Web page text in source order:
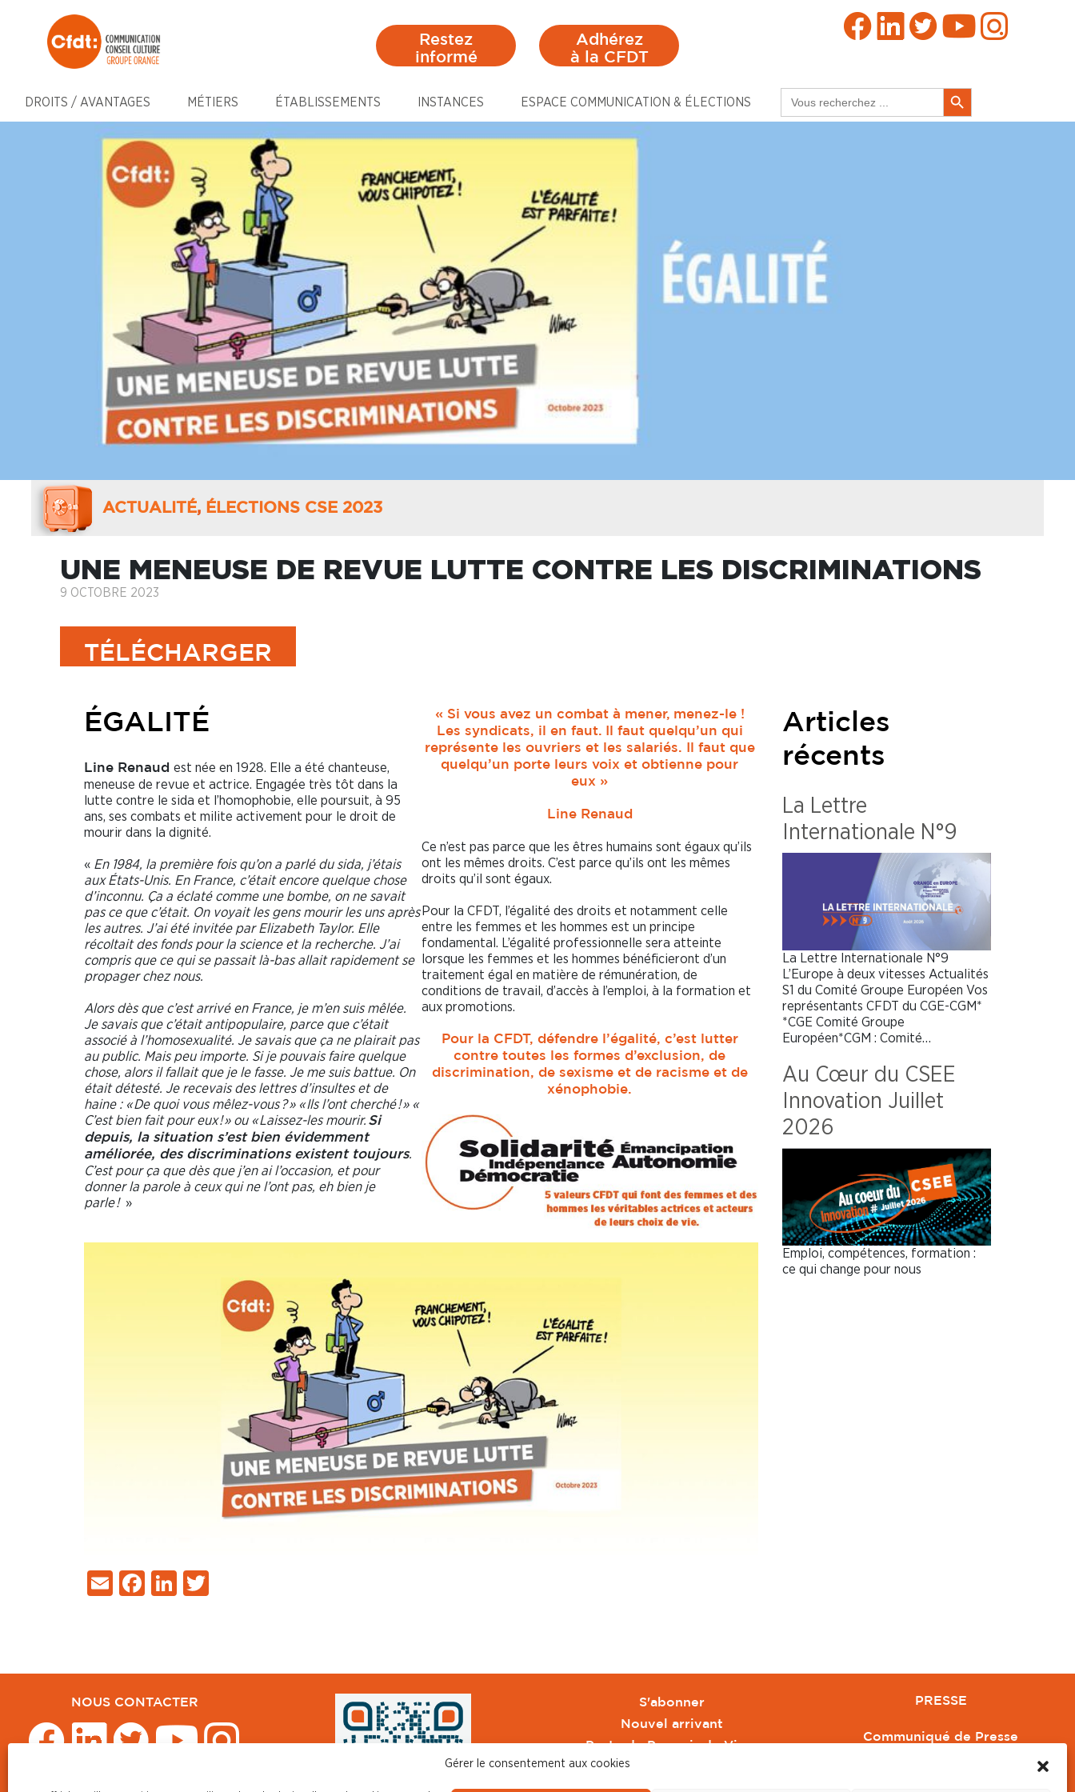
Gérer le consentement aux cookies
Restez
informé
Adhérez
à la CFDT
DROITS / AVANTAGES MÉTIERS ÉTABLISSEMENTS INSTANCES ESPACE COMMUNICATION & ÉLECTIONS
for:
Search Button
ACTUALITÉ, ÉLECTIONS CSE 2023
UNE MENEUSE DE REVUE LUTTE CONTRE LES DISCRIMINATIONS
9 OCTOBRE 2023
TÉLÉCHARGER
ÉGALITÉ
Line Renaud est née en 1928. Elle a été chanteuse,
meneuse de revue et actrice. Engagée très tôt dans la
lutte contre le sida et l’homophobie, elle poursuit, à 95
ans, ses combats et milite activement pour le droit de
mourir dans la dignité.
« En 1984, la première fois qu’on a parlé du sida, j’étais
aux États-Unis. En France, c’était encore quelque chose
d’inconnu. Ça a éclaté comme une bombe, on ne savait
pas ce que c’était. On voyait les gens mourir les uns après
les autres. J’ai été invitée par Elizabeth Taylor. Elle
récoltait des fonds pour la science et la recherche. J’ai
compris que ce qui se passait là-bas allait rapidement se
propager chez nous.
Alors dès que c’est arrivé en France, je m’en suis mêlée.
Je savais que c’était antipopulaire, parce que c’était
associé à l’homosexualité. Je savais que ça ne plairait pas
au public. Mais peu importe. Si je pouvais faire quelque
chose, alors il fallait que je le fasse. Je me suis battue. On
était détesté. Je recevais des lettres d’insultes et de
haine : « De quoi vous mêlez-vous ?» « Ils l’ont cherché!» «
C’est bien fait pour eux!» ou «Laissez-les mourir. Si
depuis, la situation s’est bien évidemment
améliorée, des discriminations existent toujours.
C’est pour ça que dès que j’en ai l’occasion, et pour
donner la parole à ceux qui ne l’ont pas, eh bien je
parle! »
« Si vous avez un combat à mener, menez-le !
Les syndicats, il en faut.
Il faut quelqu’un qui
représente les ouvriers et les salariés. Il faut que
quelqu’un porte leurs voix et obtienne pour
eux »
Line Renaud
Ce n’est pas parce que les êtres humains sont égaux qu’ils
ont les mêmes droits. C’est parce qu’ils ont les mêmes
droits qu’il sont égaux.
Pour la CFDT, l’égalité des droits et notamment celle
entre les femmes et les hommes est un principe
fondamental. L’égalité professionnelle sera atteinte
lorsque les femmes et les hommes bénéficieront d’un
traitement égal en matière de rémunération, de
conditions de travail, d’accès à l’emploi, à la formation et
aux promotions.
Pour la CFDT, défendre l’égalité, c’est lutter
contre toutes les formes d’exclusion, de
discrimination, de sexisme et de racisme et de
xénophobie.
EmailFacebook
LinkedIn
Articles
récents
La Lettre
Internationale N°9
La Lettre Internationale N°9
L’Europe à deux vitesses Actualités
S1 du Comité Groupe Européen Vos
représentants CFDT du CGE-CGM*
*CGE Comité Groupe
Européen*CGM : Comité…
Au Cœur du CSEE
Innovation Juillet
2026
Emploi, compétences, formation :
ce qui change pour nous
NOUS CONTACTER
S'abonner
Nouvel arrivant
Pacte de Pouvoir de Vivre
Toute l'actu CFDT Orange
PRESSE
Communiqué de Presse